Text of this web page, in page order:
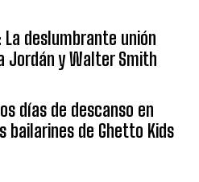
deslumbrante unión
Jordán y Walter Smith
días de descanso en
bailarines de Ghetto Kids